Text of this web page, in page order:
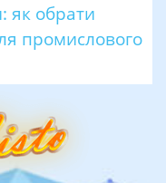
як обрати
промислового